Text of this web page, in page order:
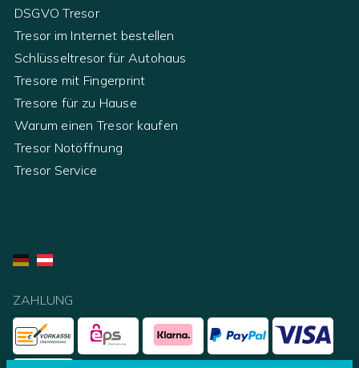
DSGVO Tresor
Tresor im Internet bestellen
Schlüsseltresor für Autohaus
Tresore mit Fingerprint
Tresore für zu Hause
Warum einen Tresor kaufen
Tresor Notöffnung
Tresor Service
ZAHLUNG